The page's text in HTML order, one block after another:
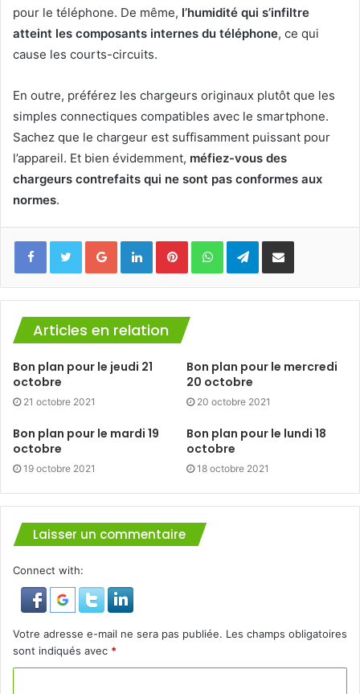
pour le téléphone. De même, l’humidité qui s’infiltre
atteint les composants internes du téléphone, ce qui
cause les courts-circuits.
En outre, préférez les chargeurs originaux plutôt que les
simples connectiques compatibles avec le smartphone.
Sachez que le chargeur est suffisamment puissant pour
l’appareil. Et bien évidemment, méfiez-vous des
chargeurs contrefaits qui ne sont pas conformes aux
normes.
FacebookTwitterGoogle+LinkedinPinterestWhatsAppTelegramPartager via mail
Articles en relation
Bon plan pour le jeudi 21
octobre
21 octobre 2021
Bon plan pour le mercredi
20 octobre
20 octobre 2021
Bon plan pour le mardi 19
octobre
19 octobre 2021
Bon plan pour le lundi 18
octobre
18 octobre 2021
Laisser un commentaire
Connect with:
Votre adresse e-mail ne sera pas publiée. Les champs obligatoires
sont indiqués avec *